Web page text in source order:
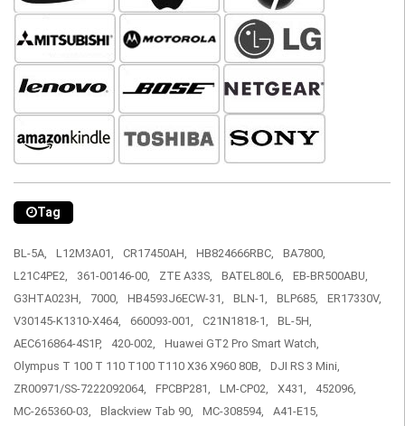
Tag
BL-5A, L12M3A01, CR17450AH, HB824666RBC,
BA7800,
L21C4PE2,
361-00146-00, ZTE A33S, BATEL80L6,
EB-BR500ABU,
G3HTA023H,
7000, HB4593J6ECW-31, BLN-1, BLP685,
ER17330V,
V30145-K1310-X464,
660093-001, C21N1818-1,
BL-5H,
AEC616864-4S1P,
420-002,
Huawei GT2 Pro Smart Watch,
Olympus T 100 T 110 T100 T110 X36 X960 80B,
DJI RS 3 Mini,
ZR00971/SS-7222092064,
FPCBP281, LM-CP02, X431,
452096,
MC-265360-03,
Blackview Tab 90, MC-308594,
A41-E15,